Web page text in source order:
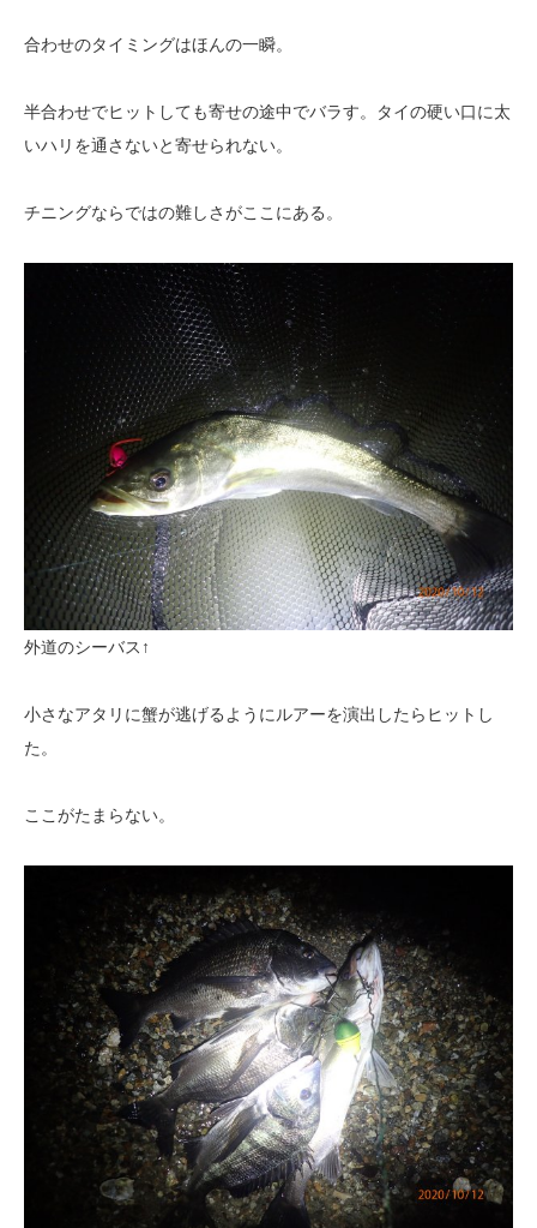
合わせのタイミングはほんの一瞬。
半合わせでヒットしても寄せの途中でバラす。タイの硬い口に太
いハリを通さないと寄せられない。
チニングならではの難しさがここにある。
外道のシーバス↑
小さなアタリに蟹が逃げるようにルアーを演出したらヒットし
た。
ここがたまらない。